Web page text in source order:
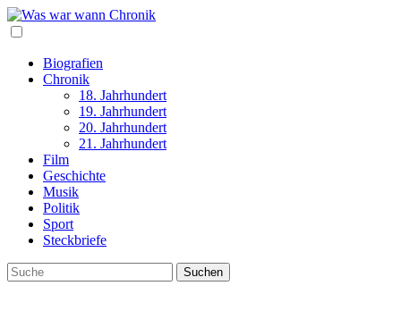
Biografien
Chronik
18. Jahrhundert
19. Jahrhundert
20. Jahrhundert
21. Jahrhundert
Film
Geschichte
Musik
Politik
Sport
Steckbriefe